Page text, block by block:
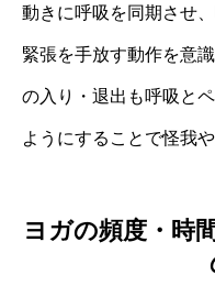
動きに呼吸を同期させ
緊張を手放す動作を意
の入り・退出も呼吸と
ようにすることで怪我
ヨガの頻度・時